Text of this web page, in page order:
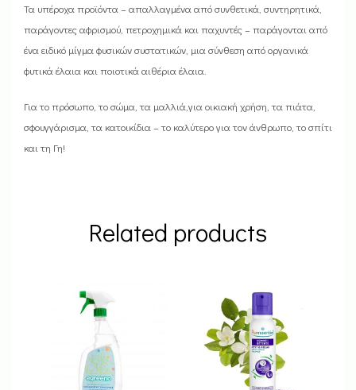
Τα υπέροχα προϊόντα – απαλλαγμένα από συνθετικά, συντηρητικά,
παράγοντες αφρισμού, πετροχημικά και παχυντές – παράγονται από
ένα ειδικό μίγμα φυσικών συστατικών, μια σύνθεση από οργανικά
φυτικά έλαια και ποιοτικά αιθέρια έλαια.
Για το π​​​​​ρόσωπο, το σώμα, τα μαλλιά,για οικιακή χρήση, τα πιάτα,
σφουγγάρισμα, τα κατοικίδια – το καλύτερο για τον άνθρωπο, το σπίτι
και τη Γη!
Related products